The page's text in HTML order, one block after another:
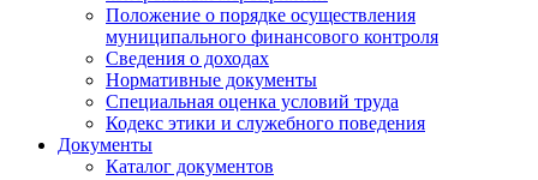
Положение о порядке осуществления
муниципального финансового контроля
Сведения о доходах
Нормативные документы
Специальная оценка условий труда
Кодекс этики и служебного поведения
Документы
Каталог документов